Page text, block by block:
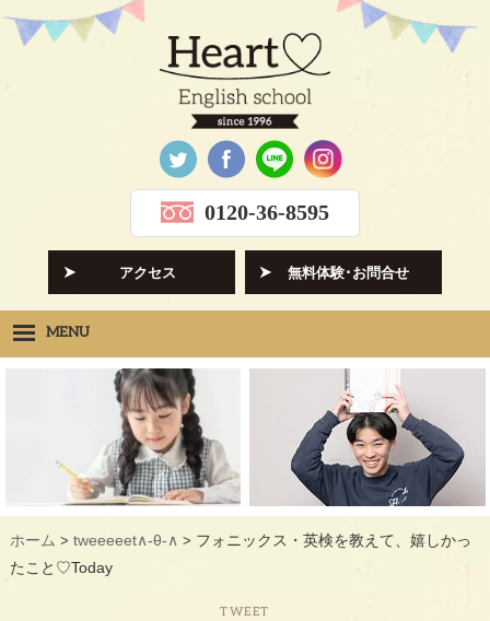
0120-36-8595
アクセス 無料体験･お問合せ
MENU
HOPE
CLASS
先生紹介 INSTRUCTORS
ギャラリー GALLERY
教室概要 INFORMATION
ホーム > tweeeeet∧-θ-∧ > フォニックス・英検を教えて、嬉しかっ
たこと♡Today
TWEET